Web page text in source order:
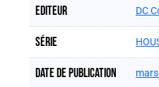
Editeur DC
Série
Date de publication